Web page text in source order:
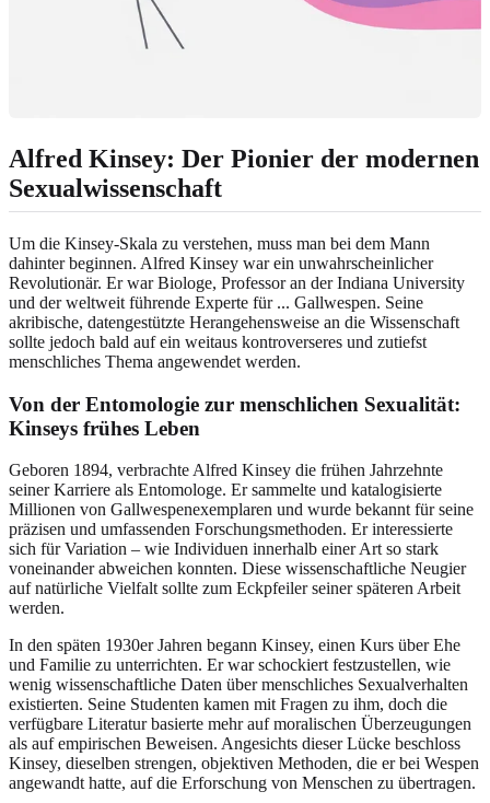
Alfred Kinsey: Der Pionier der modernen
Sexualwissenschaft
Um die Kinsey-Skala zu verstehen, muss man bei dem Mann
dahinter beginnen. Alfred Kinsey war ein unwahrscheinlicher
Revolutionär. Er war Biologe, Professor an der Indiana University
und der weltweit führende Experte für ... Gallwespen. Seine
akribische, datengestützte Herangehensweise an die Wissenschaft
sollte jedoch bald auf ein weitaus kontroverseres und zutiefst
menschliches Thema angewendet werden.
Von der Entomologie zur menschlichen Sexualität:
Kinseys frühes Leben
Geboren 1894, verbrachte Alfred Kinsey die frühen Jahrzehnte
seiner Karriere als Entomologe. Er sammelte und katalogisierte
Millionen von Gallwespenexemplaren und wurde bekannt für seine
präzisen und umfassenden Forschungsmethoden. Er interessierte
sich für Variation – wie Individuen innerhalb einer Art so stark
voneinander abweichen konnten. Diese wissenschaftliche Neugier
auf natürliche Vielfalt sollte zum Eckpfeiler seiner späteren Arbeit
werden.
In den späten 1930er Jahren begann Kinsey, einen Kurs über Ehe
und Familie zu unterrichten. Er war schockiert festzustellen, wie
wenig wissenschaftliche Daten über menschliches Sexualverhalten
existierten. Seine Studenten kamen mit Fragen zu ihm, doch die
verfügbare Literatur basierte mehr auf moralischen Überzeugungen
als auf empirischen Beweisen. Angesichts dieser Lücke beschloss
Kinsey, dieselben strengen, objektiven Methoden, die er bei Wespen
angewandt hatte, auf die Erforschung von Menschen zu übertragen.